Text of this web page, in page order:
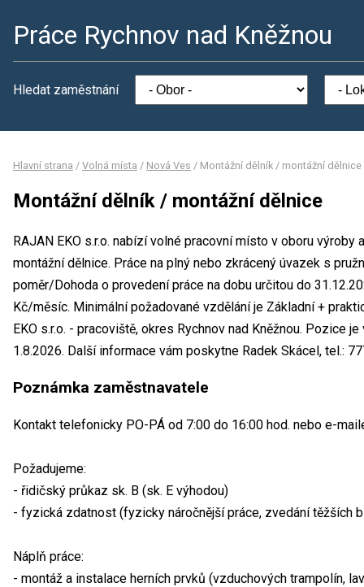
Práce Rychnov nad Kněžnou
Hledat zaměstnání
Hlavní strana / Volná místa / Nová Ves / Montážní dělník / montážní dělnice
Montážní dělník / montážní dělnice
RAJAN EKO s.r.o. nabízí volné pracovní místo v oboru
montážní dělnice. Práce na plný nebo zkrácený úvazek s
poměr/Dohoda o provedení práce na dobu určitou do
Kč/měsíc. Minimální požadované vzdělání je Základní +
EKO s.r.o. - pracoviště, okres Rychnov nad Kněžnou. Pozice
1.8.2026. Další informace vám poskytne Radek Skácel, tel.:
Poznámka zaměstnavatele
Kontakt telefonicky PO-PÁ od 7:00 do 16:00 hod. nebo e-
Požadujeme:
- řidičský průkaz sk. B (sk. E výhodou)
- fyzická zdatnost (fyzicky náročnější práce, zvedání těžších
Náplň práce:
- montáž a instalace herních prvků (vzduchových trampolín,